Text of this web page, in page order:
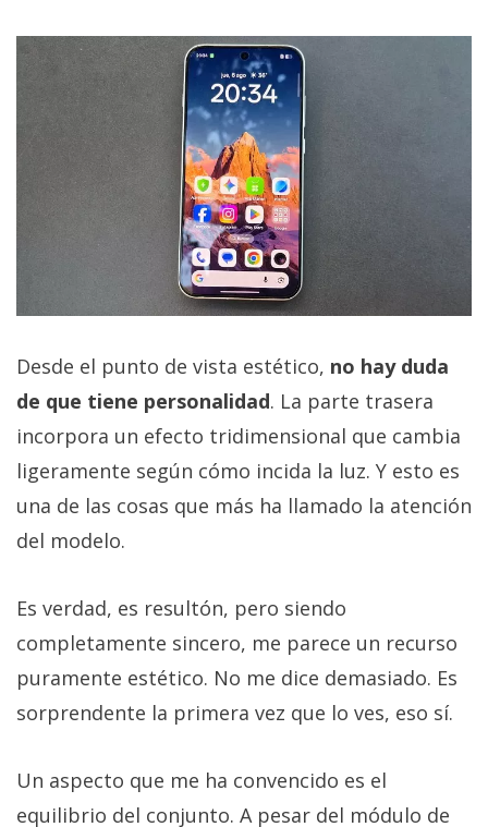
Desde el punto de vista estético, no hay duda
de que tiene personalidad. La parte trasera
incorpora un efecto tridimensional que cambia
ligeramente según cómo incida la luz. Y esto es
una de las cosas que más ha llamado la atención
del modelo.
Es verdad, es resultón, pero siendo
completamente sincero, me parece un recurso
puramente estético. No me dice demasiado. Es
sorprendente la primera vez que lo ves, eso sí.
Un aspecto que me ha convencido es el
equilibrio del conjunto. A pesar del módulo de